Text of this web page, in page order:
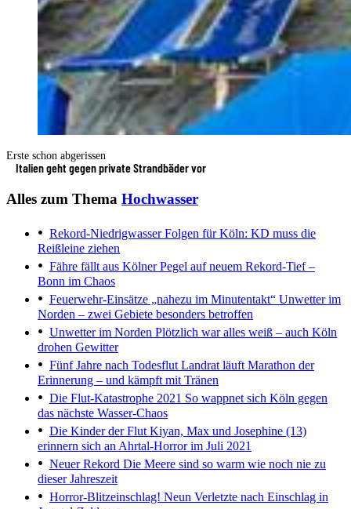
Erste schon abgerissen
Italien geht gegen private Strandbäder vor
Alles zum Thema Hochwasser
Rekord-NiedrigwasserFolgen für Köln: KD muss die
Reißleine ziehen
Fähre fällt aus Kölner Pegel auf neuem Rekord-Tief –
Bonn im Chaos
Feuerwehr-Einsätze „nahezu im Minutentakt“ Unwetter im
Norden – zwei Gebiete besonders betroffen
Unwetter im Norden Plötzlich war alles weiß – auch Köln
drohen Gewitter
Fünf Jahre nach Todesflut Landrat läuft Marathon der
Erinnerung – und kämpft mit Tränen
Die Flut-Katastrophe 2021 So wappnet sich Köln gegen
das nächste Wasser-Chaos
Die Kinder der Flut Kiyan, Max und Josephine (13)
erinnern sich an Ahrtal-Horror im Juli 2021
Neuer Rekord Die Meere sind so warm wie noch nie zu
dieser Jahreszeit
Horror-Blitzeinschlag! Neun Verletzte nach Einschlag in